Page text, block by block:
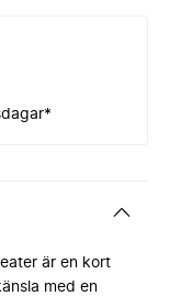
är en kort
med en